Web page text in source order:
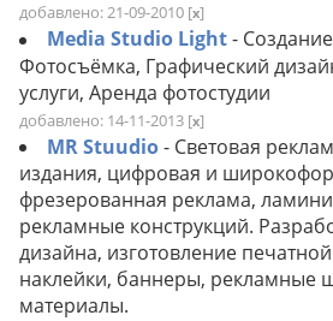
добавлено: 21-09-2010 [x]
Media Studio Light-
Фотосъёмка, Графический
услуги, Аренда фотостудии
добавлено: 14-11-2013 [x]
MR Stuudio- Световая
издания, цифровая и
фрезерованная реклама,
рекламные конструкций.
дизайна, изготовление
наклейки, баннеры, рекламные
материалы.